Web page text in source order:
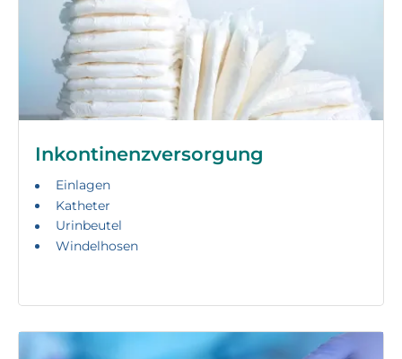
Inkontinenzversorgung
Einlagen
Katheter
Urinbeutel
Windelhosen